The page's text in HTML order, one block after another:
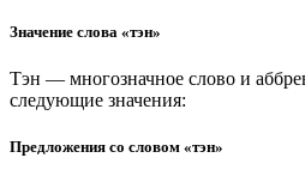
Значение слова «тэн»
Тэн — многозначное слово и
следующие значения:
Предложения со словом «тэн»